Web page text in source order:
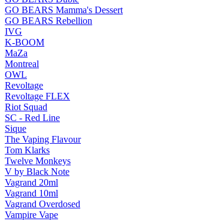
GO BEARS Mamma's Dessert
GO BEARS Rebellion
IVG
K-BOOM
MaZa
Montreal
OWL
Revoltage
Revoltage FLEX
Riot Squad
SC - Red Line
Sique
The Vaping Flavour
Tom Klarks
Twelve Monkeys
V by Black Note
Vagrand 20ml
Vagrand 10ml
Vagrand Overdosed
Vampire Vape